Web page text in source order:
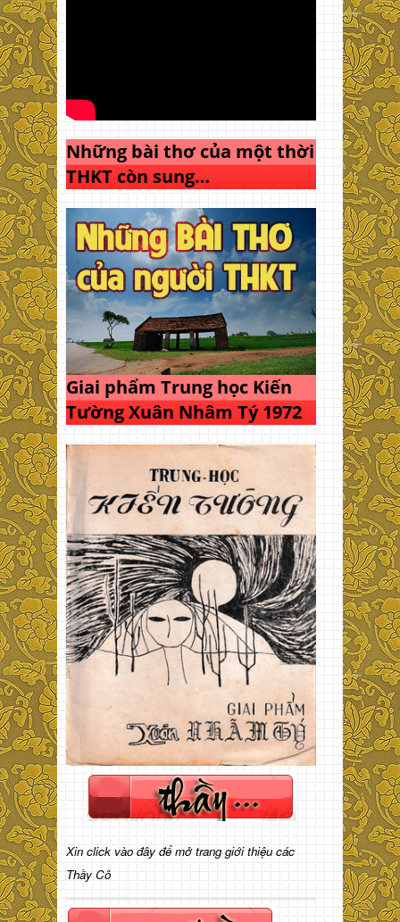
Những bài thơ của một thời
THKT còn sung…
Giai phẩm Trung học Kiến
Tường Xuân Nhâm Tý 1972
Xin click vào đây để mở trang giới thiệu các
Thầy Cô